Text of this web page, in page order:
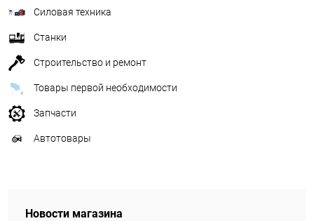
Силовая техника
Станки
Строительство и ремонт
Товары первой необходимости
Запчасти
Автотовары
Новости магазина